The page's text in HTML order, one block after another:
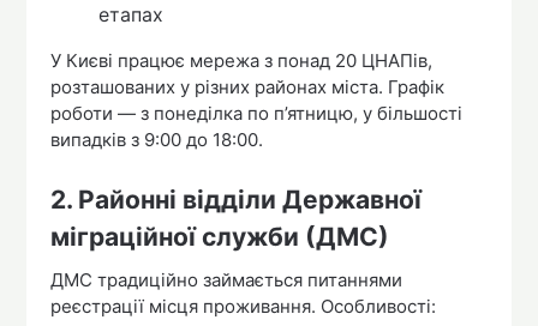
етапах
У Києві працює мережа з понад 20 ЦНАПів,
розташованих у різних районах міста. Графік
роботи — з понеділка по п’ятницю, у більшості
випадків з 9:00 до 18:00.
2. Районні відділи Державної
міграційної служби (ДМС)
ДМС традиційно займається питаннями
реєстрації місця проживання. Особливості: